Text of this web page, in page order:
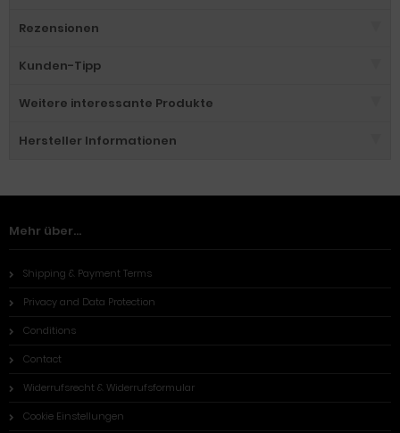
Rezensionen
Kunden-Tipp
Weitere interessante Produkte
Hersteller Informationen
Mehr über...
Shipping & Payment Terms
Privacy and Data Protection
Conditions
Contact
Widerrufsrecht & Widerrufsformular
Cookie Einstellungen